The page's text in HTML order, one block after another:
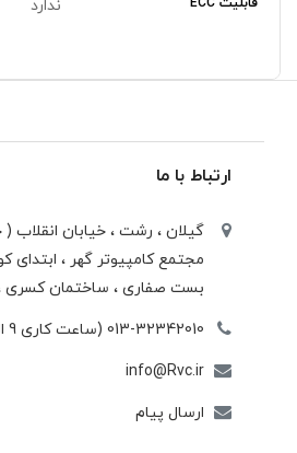
ندارد
ارتباط با ما
گیلان ، رشت ، خيابان انقلاب (
مجتمع كامپيوتر گهر ، ابتدای
بست صفاری ، ساختمان كسری
013-32342010 (ساعت کاری 9 الی 20:30)
info@Rvc.ir
ارسال پیام